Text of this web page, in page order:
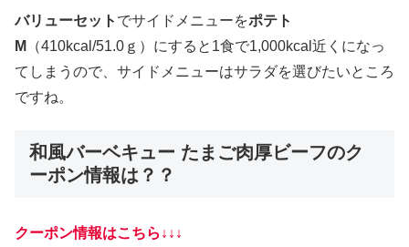
バリューセット でサイドメニューをポテト
M
（410kcal/51.0ｇ）にすると1食で1,000kcal近くになっ
てしまうので、サイドメニューはサラダを選びたいところ
ですね。
和風バーベキュー たまご肉厚ビーフのク
ーポン情報は？？
クーポン情報はこちら↓↓↓